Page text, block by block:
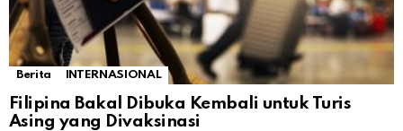
Berita INTERNASIONAL
Filipina Bakal Dibuka Kembali untuk Turis
Asing yang Divaksinasi